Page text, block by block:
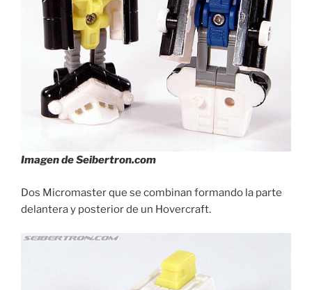
Imagen de Seibertron.com
Dos Micromaster que se combinan formando la parte
delantera y posterior de un Hovercraft.